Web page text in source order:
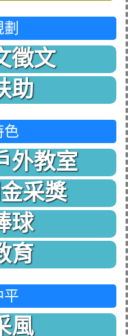
徵文
助
色
外教室
采獎
球
育
平
風